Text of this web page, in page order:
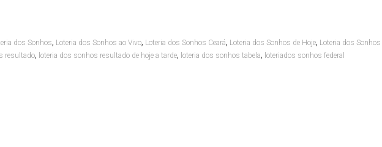
dos Sonhos, Loteria dos Sonhos ao Vivo, Loteria dos Sonhos Ceará, Loteria dos Sonhos de Hoje, Loteria dos
resultado, loteria dos sonhos resultado de hoje a tarde, loteria dos sonhos tabela, loteriados sonhos federal